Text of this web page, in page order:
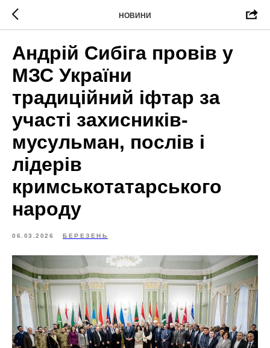
НОВИНИ
Андрій Сибіга провів у
МЗС України
традиційний іфтар за
участі захисників-
мусульман, послів і
лідерів
кримськотатарського
народу
06.03.2026 БЕРЕЗЕНЬ